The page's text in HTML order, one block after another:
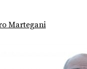
Martegani